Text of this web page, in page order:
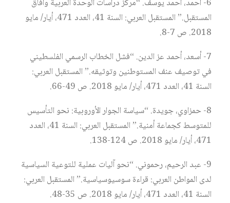
6- أحمد، أحمد يوسف. “مركز دراسات الوحدة العربية وآفاق
المستقبل.” المستقبل العربي: السنة 41، العدد 471، أيار/ مايو
2018. ص 7-8.
7- أسعد، أحمد عز الدين. “فشل الخطاب الرسمي الفلسطيني
في توصيف عنف المستوطنين وتوثيقه.” المستقبل العربي:
السنة 41، العدد 471، أيار/ مايو 2018. ص 49-66.
8- حمزاوي، جويدة. “سياسة الجوار الأوروبية: نحو التأسيس
للمتوسط كجماعة أمنية.” المستقبل العربي: السنة 41، العدد
471، أيار/ مايو 2018. ص 124-138.
9- عبد الرحيم، رحموني. “نحو آليات عملية للتوعية السياسية
لدى المواطن العربي: قراءة سوسيوسياسية.” المستقبل العربي:
السنة 41، العدد 471، أيار/ مايو 2018. ص 35-48.